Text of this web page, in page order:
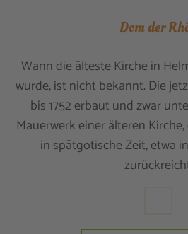
Dom der
Wann die älteste Kirche in
wurde, ist nicht bekannt. Die
bis 1752 erbaut und zwar
Mauerwerk einer älteren
in spätgotische Zeit, etwa